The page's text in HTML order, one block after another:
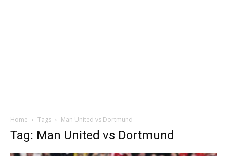
Home Tags Man United vs Dortmund
Tag: Man United vs Dortmund